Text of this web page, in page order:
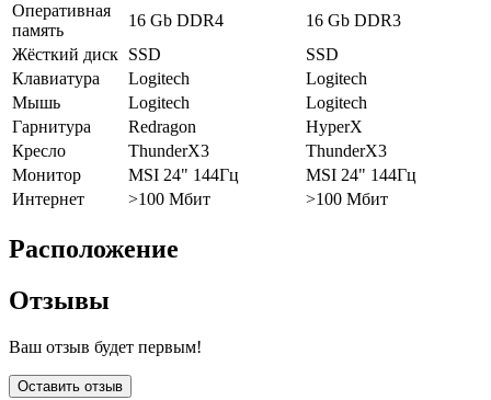
Оперативная
память
16 Gb DDR4
16 Gb DDR3
Жёсткий диск SSD
SSD
Клавиатура
Logitech
Logitech
Мышь
Logitech
Logitech
Гарнитура
Redragon
HyperX
Кресло
ThunderX3
ThunderX3
Монитор
MSI 24" 144Гц
MSI 24" 144Гц
Интернет
>100 Мбит >100 Мбит
Расположение
Отзывы
Ваш отзыв будет первым!
Оставить отзыв